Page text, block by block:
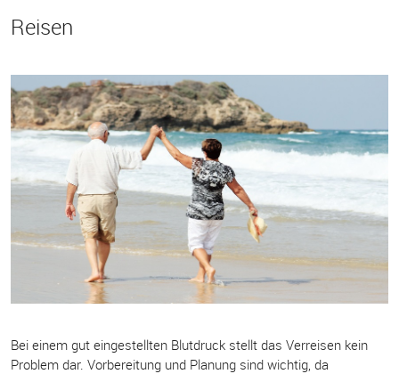
Reisen
Bei einem gut eingestellten Blutdruck stellt das Verreisen kein
Problem dar. Vorbereitung und Planung sind wichtig, da